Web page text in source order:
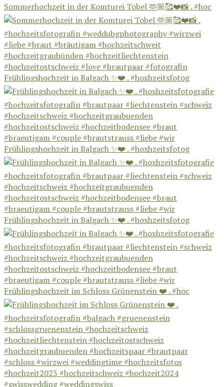
Sommerhochzeit in der Komturei Tobel 🫶🏼🥰❤️📸 . #hoc
Frühlingshochzeit in Balgach ✨❤️ . #hoxhzeitsfotog
Frühlingshochzeit in Balgach ✨❤️ . #hoxhzeitsfotog
Frühlingshochzeit in Balgach ✨❤️ . #hoxhzeitsfotog
Frühlingshochzeit im Schloss Grünenstein ❤️ . #hoc